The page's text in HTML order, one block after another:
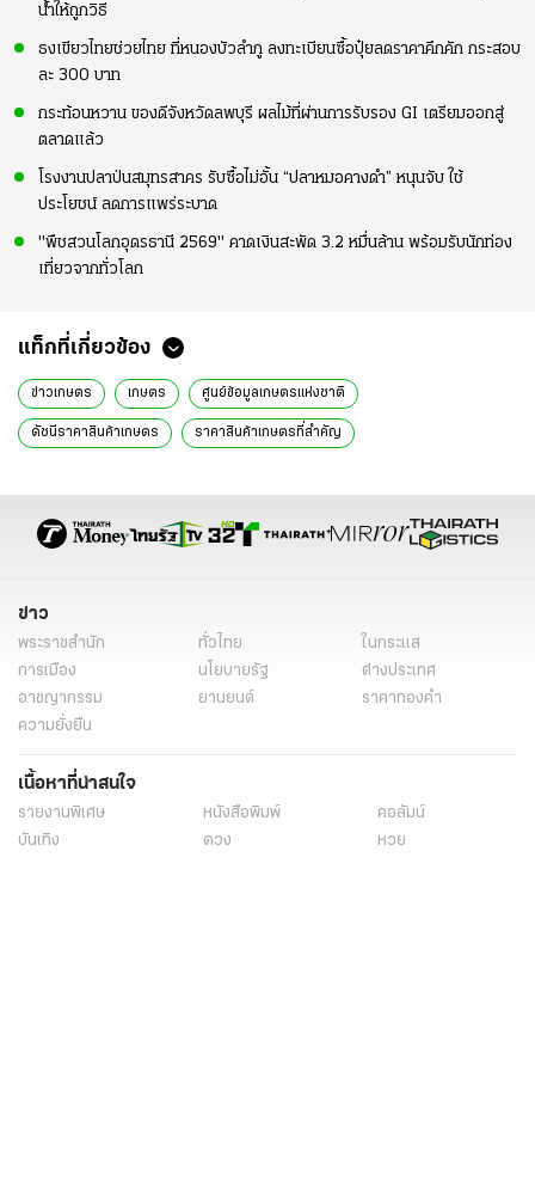
น้ำให้ถูกวิธี
ธงเขียวไทยช่วยไทย ที่หนองบัวลำภู ลงทะเบียนซื้อปุ๋ยลดราคาคึกคัก กระสอบ
ละ 300 บาท
กระท้อนหวาน ของดีจังหวัดลพบุรี ผลไม้ที่ผ่านการรับรอง GI เตรียมออกสู่
ตลาดแล้ว
โรงงานปลาป่นสมุทรสาคร รับซื้อไม่อั้น “ปลาหมอคางดำ” หนุนจับ ใช้
ประโยชน์ ลดการแพร่ระบาด
"พืชสวนโลกอุดรธานี 2569" คาดเงินสะพัด 3.2 หมื่นล้าน พร้อมรับนักท่อง
เที่ยวจากทั่วโลก
แท็กที่เกี่ยวข้อง
ข่าวเกษตร เกษตร ศูนย์ข้อมูลเกษตรแห่งชาติ
ดัชนีราคาสินค้าเกษตร ราคาสินค้าเกษตรที่สำคัญ
ข่าว
พระราชสำนัก ทั่วไทย
ในกระแส
การเมือง
นโยบายรัฐ
ต่างประเทศ
อาชญากรรม
ยานยนต์
ราคาทองคำ
ความยั่งยืน
เนื้อหาที่น่าสนใจ
รายงานพิเศษ หนังสือพิมพ์
คอลัมน์
บันเทิง
ดวง
หวย